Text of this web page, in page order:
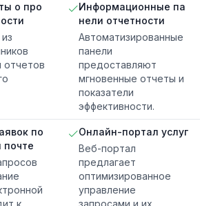
о про
отчетов
Информационные па
нели отчетности
Автоматизированные
панели
предоставляют
мгновенные отчеты и
показатели
эффективности.
по
почте
Онлайн-портал услуг
Веб-портал
предлагает
оптимизированное
управление